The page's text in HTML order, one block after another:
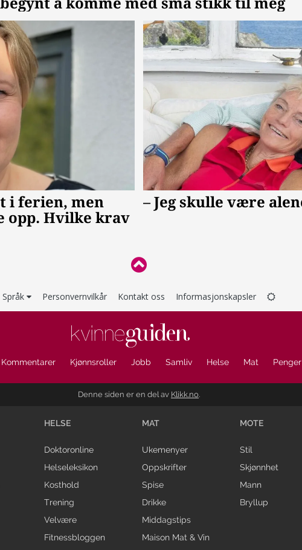
Språk Personvernvilkår Kontakt oss Informasjonskapsler
Kommentarer Kjønnsroller Jobb Samliv Helse Mat Penger
Denne siden er en del av Klikk.no.
HELSE
Doktoronline
Helseleksikon
Kosthold
Trening
Velvære
Fitnessbloggen
MAT
Ukemenyer
Oppskrifter
Spise
Drikke
Middagstips
Maison Mat & Vin
MOTE
Stil
Skjønnhet
Mann
Bryllup